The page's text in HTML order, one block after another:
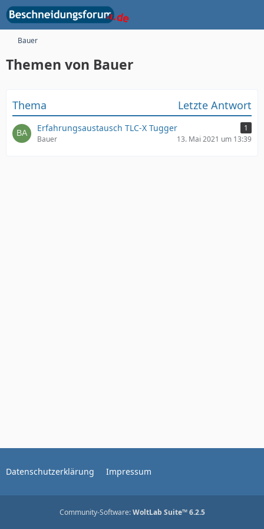
Bauer
Themen von Bauer
Thema Letzte Antwort
Erfahrungsaustausch TLC-X Tugger
1
Bauer
13. Mai 2021 um 13:39
Datenschutzerklärung Impressum
Community-Software:WoltLab Suite™ 6.2.5